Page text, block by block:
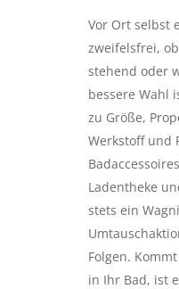
Vor Ort selbst
zweifelsfrei,
stehend oder
bessere Wahl
zu Größe,
Werkstoff und
Ladentheke
stets ein
Folgen.
in Ihr Bad, ist